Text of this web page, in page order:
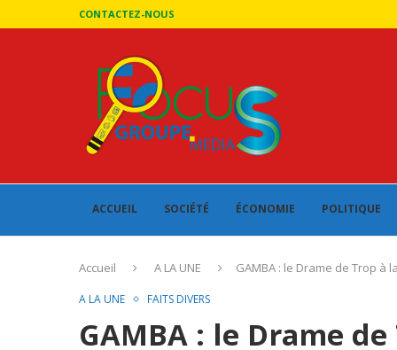
CONTACTEZ-NOUS
ACCUEIL SOCIÉTÉ ÉCONOMIE POLITIQUE
Accueil A LA UNE GAMBA : le Drame de Trop à
A LA UNE FAITS DIVERS
GAMBA : le Drame de